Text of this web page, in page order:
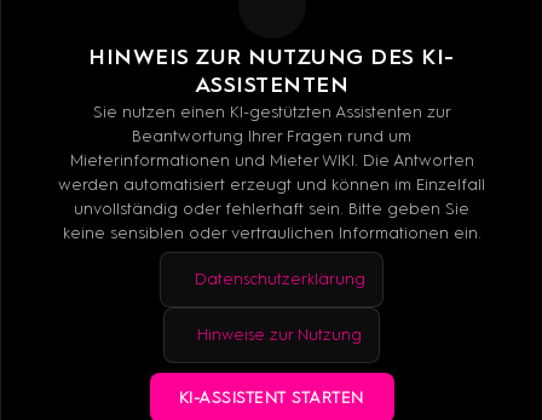
HINWEIS ZUR NUTZUNG DES KI-
ASSISTENTEN
Sie nutzen einen KI-gestützten Assistenten zur
Beantwortung Ihrer Fragen rund um
Mieterinformationen und Mieter WIKI. Die Antworten
werden automatisiert erzeugt und können im Einzelfall
unvollständig oder fehlerhaft sein. Bitte geben Sie
keine sensiblen oder vertraulichen Informationen ein.
Datenschutzerklärung
Hinweise zur Nutzung
KI-ASSISTENT STARTEN
Mo - Sa: 10:00 - 20:00 UHR
WEBSITE